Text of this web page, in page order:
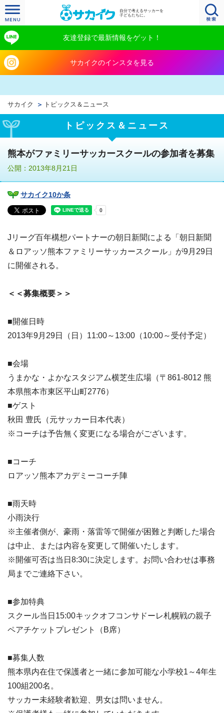
自分で考えるサッカーを
子どもたちに。
友達登録で最新情報をゲット！
サカイクのインスタを見る
サカイク トピックス＆ニュース
トピックス＆ニュース
熊本がファミリーサッカースクールの参加者を募集
公開：2013年8月21日
サカイク10か条
Jリーグ百年構想パートナーの朝日新聞による「朝日新聞
＆ロアッソ熊本ファミリーサッカースクール」が9月29日
に開催される。
＜＜募集概要＞＞
■開催日時
2013年9月29日（日）11:00～13:00（10:00～受付予定）
■会場
うまかな・よかなスタジアム横芝生広場（〒861-8012 熊
本県熊本市東区平山町2776）
■ゲスト
秋田 豊氏（元サッカー日本代表）
※コーチは予告無く変更になる場合がございます。
■コーチ
ロアッソ熊本アカデミーコーチ陣
■雨天時
小雨決行
※主催者側が、豪雨・落雷等で開催が困難と判断した場合
は中止、または内容を変更して開催いたします。
※開催可否は当日8:30に決定します。お問い合わせは事務
局までご連絡下さい。
■参加特典
スクール当日15:00キックオフコンサドーレ札幌戦の親子
ペアチケットプレゼント（B席）
■募集人数
熊本県内在住で保護者と一緒に参加可能な小学校1～4年生
100組200名。
サッカー未経験者歓迎、男女は問いません。